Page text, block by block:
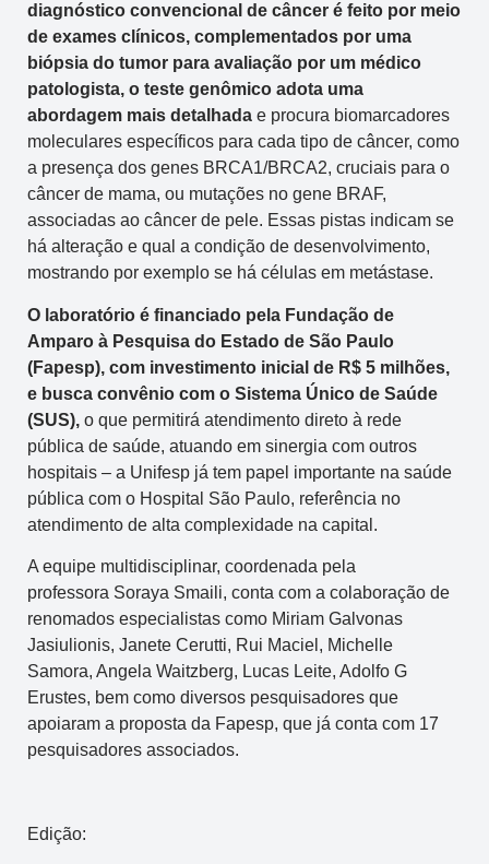
diagnóstico convencional de câncer é feito por meio
de exames clínicos, complementados por uma
biópsia do tumor para avaliação por um médico
patologista, o teste genômico adota uma
abordagem mais detalhada e procura biomarcadores
moleculares específicos para cada tipo de câncer, como
a presença dos genes BRCA1/BRCA2, cruciais para o
câncer de mama, ou mutações no gene BRAF,
associadas ao câncer de pele. Essas pistas indicam se
há alteração e qual a condição de desenvolvimento,
mostrando por exemplo se há células em metástase.
O laboratório é financiado pela Fundação de
Amparo à Pesquisa do Estado de São Paulo
(Fapesp), com investimento inicial de R$ 5 milhões,
e busca convênio com o Sistema Único de Saúde
(SUS), o que permitirá atendimento direto à rede
pública de saúde, atuando em sinergia com outros
hospitais – a Unifesp já tem papel importante na saúde
pública com o Hospital São Paulo, referência no
atendimento de alta complexidade na capital.
A equipe multidisciplinar, coordenada pela
professora Soraya Smaili, conta com a colaboração de
renomados especialistas como Miriam Galvonas
Jasiulionis, Janete Cerutti, Rui Maciel, Michelle
Samora, Angela Waitzberg, Lucas Leite, Adolfo G
Erustes, bem como diversos pesquisadores que
apoiaram a proposta da Fapesp, que já conta com 17
pesquisadores associados.
Edição: